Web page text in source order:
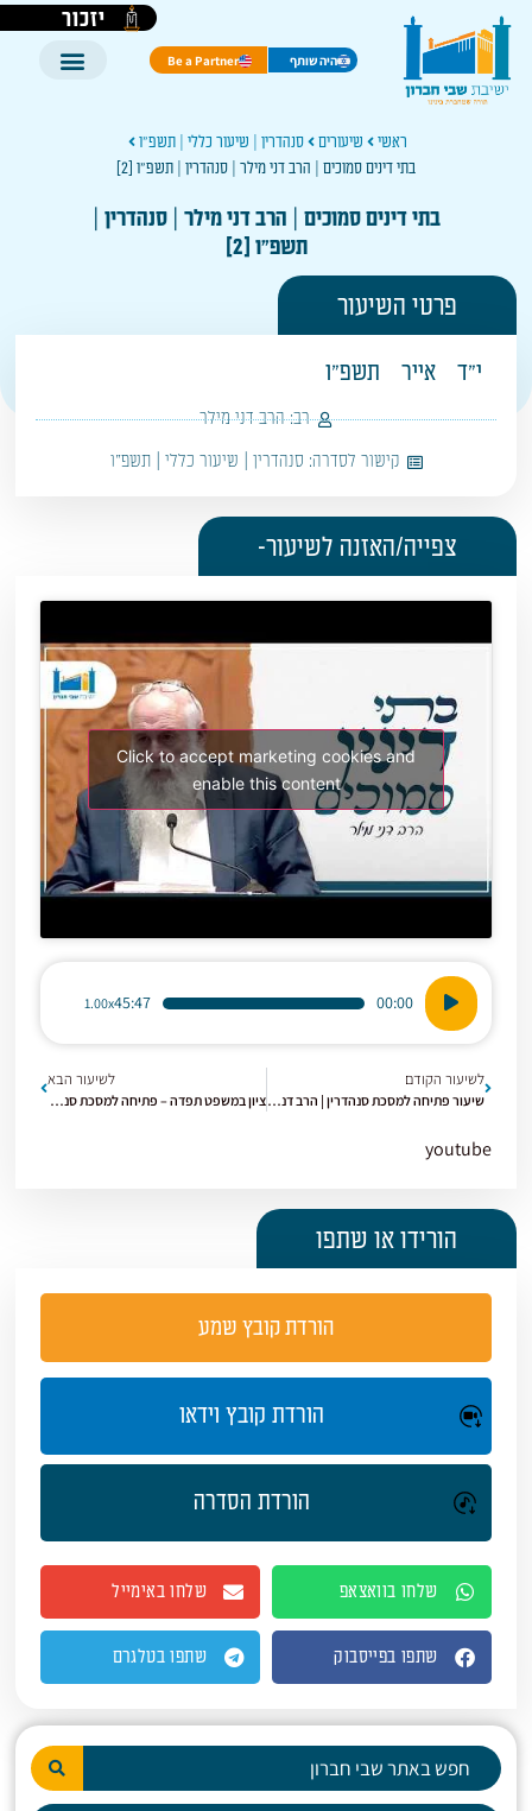
יזכור
היה שותף Be a Partner
ראשי שיעורים
סנהדרין | שיעור כללי | תשפ"ו
בתי דינים סמוכים | הרב דני מילר | סנהדרין | תשפ״ו [2]
בתי דינים סמוכים | הרב דני מילר | סנהדרין |
תשפ״ו [2]
פרטי השיעור
י"ד אייר תשפ"ו
רב: הרב דני מילר
קישור לסדרה: סנהדרין | שיעור כללי | תשפ"ו
צפייה/האזנה לשיעור-
Click to accept marketing cookies and
enable this content
נגן
אודיו
00:00
45:47
1.00x
לשיעור הקודם
שיעור פתיחה למסכת סנהדרין | הרב דני מילר | סנהדרין | תשפ״ו
לשיעור הבא
ציון במשפט תפדה – פתיחה למסכת סנהדרין | הרב חננאל אתרוג | סנהדרין | תשפ״ו [1]
youtube
הורידו או שתפו
הורדת קובץ שמע
הורדת קובץ וידאו
הורדת הסדרה
שלחו בוואצאפ שלחו באימייל
שתפו בפייסבוק שתפו בטלגרם